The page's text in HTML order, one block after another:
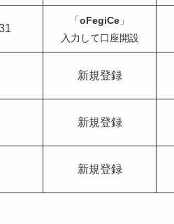
「oFegiCe 」
入力して口座開設
新規登録
新規登録
新規登録